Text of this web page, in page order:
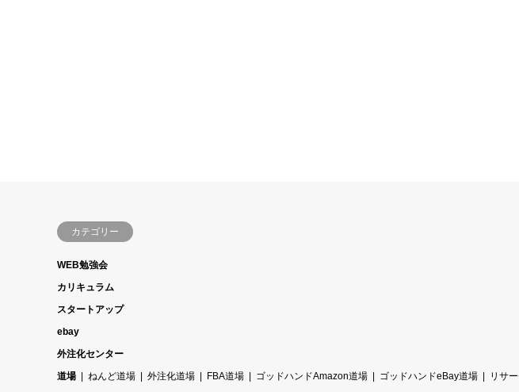
カテゴリー
WEB勉強会
カリキュラム
スタートアップ
ebay
外注化センター
道場
ねんど道場 外注化道場 FBA道場 ゴッドハンドAmazon道場 ゴッドハンドeBay道場 リサ